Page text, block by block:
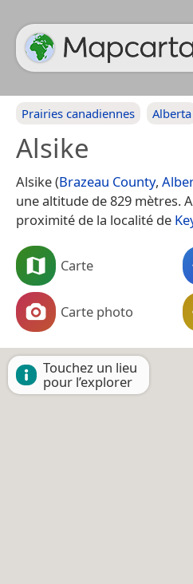
Prairies canadiennes Alberta
Alsike
Alsike (Brazeau County,
une altitude de 829 mètres.
proximité de la localité de
Carte
Carte photo
Touchez un lieu
pour l’explorer